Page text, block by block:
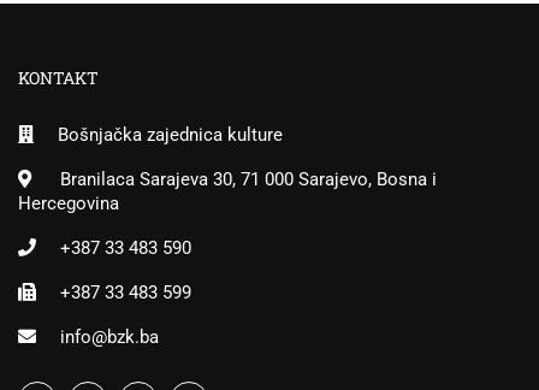
KONTAKT
Bošnjačka zajednica kulture
Branilaca Sarajeva 30, 71 000 Sarajevo, Bosna i
Hercegovina
+387 33 483 590
+387 33 483 599
info@bzk.ba